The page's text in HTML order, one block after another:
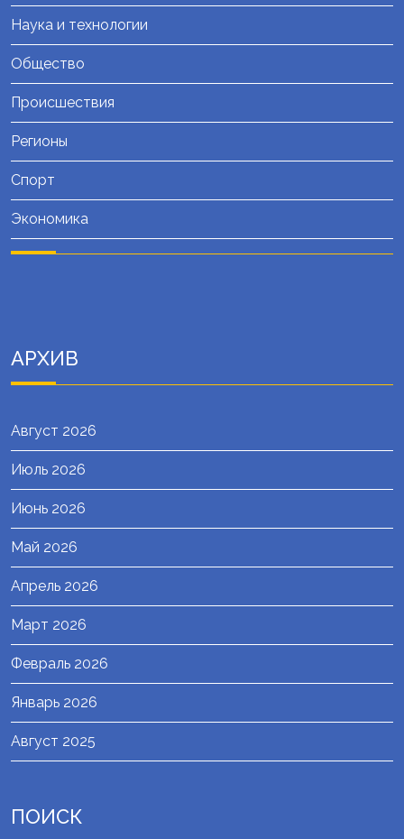
Наука и технологии
Общество
Происшествия
Регионы
Спорт
Экономика
АРХИВ
Август 2026
Июль 2026
Июнь 2026
Май 2026
Апрель 2026
Март 2026
Февраль 2026
Январь 2026
Август 2025
ПОИСК